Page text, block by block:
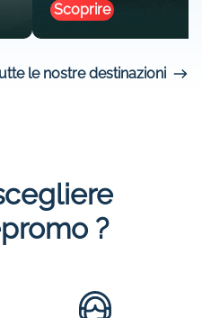
Scoprire
le nostre destinazioni
?